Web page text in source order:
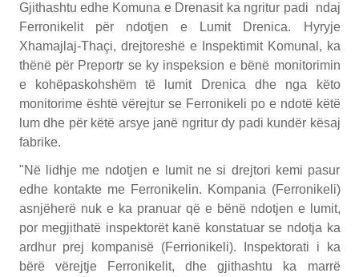
Gjithashtu edhe Komuna e Drenasit ka ngritur padi ndaj
Ferronikelit për ndotjen e Lumit Drenica. Hyryje
Xhamajlaj-Thaçi, drejtoreshë e Inspektimit Komunal, ka
thënë për Preportr se ky inspeksion e bënë monitorimin
e kohëpaskohshëm të lumit Drenica dhe nga këto
monitorime është vërejtur se Ferronikeli po e ndotë këtë
lum dhe për këtë arsye janë ngritur dy padi kundër kësaj
fabrike.
"Në lidhje me ndotjen e lumit ne si drejtori kemi pasur
edhe kontakte me Ferronikelin. Kompania (Ferronikeli)
asnjëherë nuk e ka pranuar që e bënë ndotjen e lumit,
por megjithatë inspektorët kanë konstatuar se ndotja ka
ardhur prej kompanisë (Ferrionikeli). Inspektorati i ka
bërë vërejtje Ferronikelit, dhe gjithashtu ka marrë